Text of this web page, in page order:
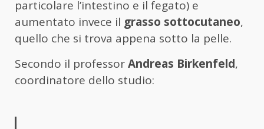
particolare l’intestino e il fegato) e
aumentato invece il grasso sottocutaneo,
quello che si trova appena sotto la pelle.
Secondo il professorAndreas Birkenfeld,
coordinatore dello studio: